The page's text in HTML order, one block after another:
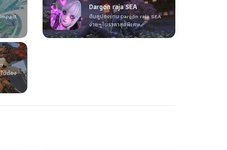
Dargon raja SEA
ติมคูปองเกม Dargon raja SEA
ง่ายๆในราคาสุดพิเศษ
ม่ต้อง